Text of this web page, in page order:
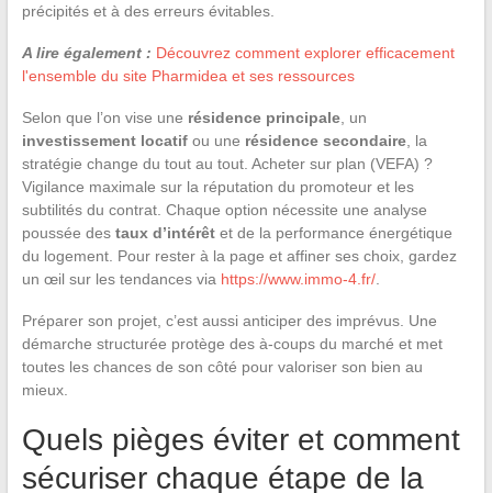
précipités et à des erreurs évitables.
A lire également : Découvrez comment explorer efficacement
l'ensemble du site Pharmidea et ses ressources
Selon que l’on vise une résidence principale, un
investissement locatifou une résidence secondaire, la
stratégie change du tout au tout. Acheter sur plan (VEFA) ?
Vigilance maximale sur la réputation du promoteur et les
subtilités du contrat. Chaque option nécessite une analyse
poussée des taux d’intérêtet de la performance énergétique
du logement. Pour rester à la page et affiner ses choix, gardez
un œil sur les tendances via https://www.immo-4.fr/.
Préparer son projet, c’est aussi anticiper des imprévus. Une
démarche structurée protège des à-coups du marché et met
toutes les chances de son côté pour valoriser son bien au
mieux.
Quels pièges éviter et comment
sécuriser chaque étape de la